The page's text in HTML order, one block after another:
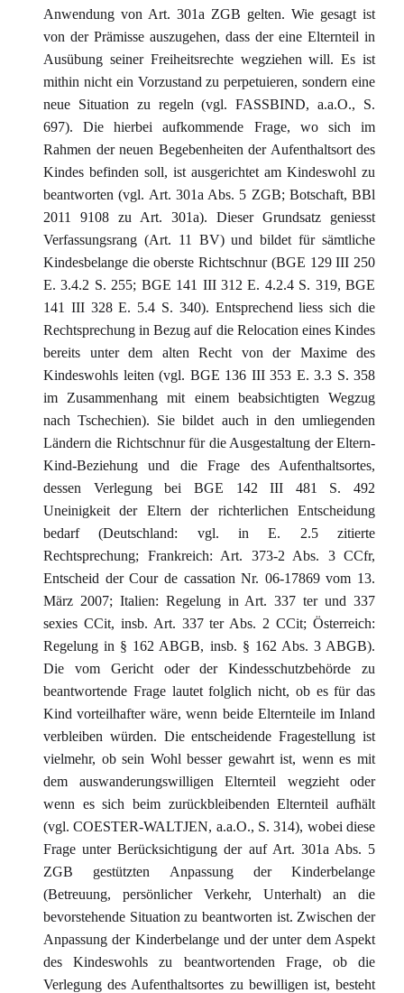
Anwendung von Art. 301a ZGB gelten. Wie gesagt ist
von der Prämisse auszugehen, dass der eine Elternteil in
Ausübung seiner Freiheitsrechte wegziehen will. Es ist
mithin nicht ein Vorzustand zu perpetuieren, sondern eine
neue Situation zu regeln (vgl. FASSBIND, a.a.O., S.
697). Die hierbei aufkommende Frage, wo sich im
Rahmen der neuen Begebenheiten der Aufenthaltsort des
Kindes befinden soll, ist ausgerichtet am Kindeswohl zu
beantworten (vgl. Art. 301a Abs. 5 ZGB; Botschaft, BBl
2011 9108 zu Art. 301a). Dieser Grundsatz geniesst
Verfassungsrang (Art. 11 BV) und bildet für sämtliche
Kindesbelange die oberste Richtschnur (BGE 129 III 250
E. 3.4.2 S. 255; BGE 141 III 312 E. 4.2.4 S. 319, BGE
141 III 328 E. 5.4 S. 340). Entsprechend liess sich die
Rechtsprechung in Bezug auf die Relocation eines Kindes
bereits unter dem alten Recht von der Maxime des
Kindeswohls leiten (vgl. BGE 136 III 353 E. 3.3 S. 358
im Zusammenhang mit einem beabsichtigten Wegzug
nach Tschechien). Sie bildet auch in den umliegenden
Ländern die Richtschnur für die Ausgestaltung der Eltern-
Kind-Beziehung und die Frage des Aufenthaltsortes,
dessen Verlegung bei BGE 142 III 481 S. 492
Uneinigkeit der Eltern der richterlichen Entscheidung
bedarf (Deutschland: vgl. in E. 2.5 zitierte
Rechtsprechung; Frankreich: Art. 373-2 Abs. 3 CCfr,
Entscheid der Cour de cassation Nr. 06-17869 vom 13.
März 2007; Italien: Regelung in Art. 337 ter und 337
sexies CCit, insb. Art. 337 ter Abs. 2 CCit; Österreich:
Regelung in § 162 ABGB, insb. § 162 Abs. 3 ABGB).
Die vom Gericht oder der Kindesschutzbehörde zu
beantwortende Frage lautet folglich nicht, ob es für das
Kind vorteilhafter wäre, wenn beide Elternteile im Inland
verbleiben würden. Die entscheidende Fragestellung ist
vielmehr, ob sein Wohl besser gewahrt ist, wenn es mit
dem auswanderungswilligen Elternteil wegzieht oder
wenn es sich beim zurückbleibenden Elternteil aufhält
(vgl. COESTER-WALTJEN, a.a.O., S. 314), wobei diese
Frage unter Berücksichtigung der auf Art. 301a Abs. 5
ZGB gestützten Anpassung der Kinderbelange
(Betreuung, persönlicher Verkehr, Unterhalt) an die
bevorstehende Situation zu beantworten ist. Zwischen der
Anpassung der Kinderbelange und der unter dem Aspekt
des Kindeswohls zu beantwortenden Frage, ob die
Verlegung des Aufenthaltsortes zu bewilligen ist, besteht